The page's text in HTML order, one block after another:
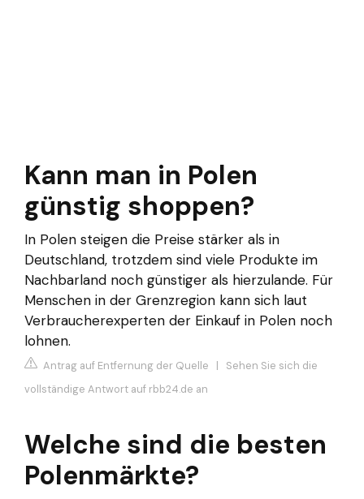
Kann man in Polen
günstig shoppen?
In Polen steigen die Preise stärker als in
Deutschland, trotzdem sind viele Produkte im
Nachbarland noch günstiger als hierzulande. Für
Menschen in der Grenzregion kann sich laut
Verbraucherexperten der Einkauf in Polen noch
lohnen.
Antrag auf Entfernung der Quelle | Sehen Sie sich die
vollständige Antwort auf rbb24.de an
Welche sind die besten
Polenmärkte?